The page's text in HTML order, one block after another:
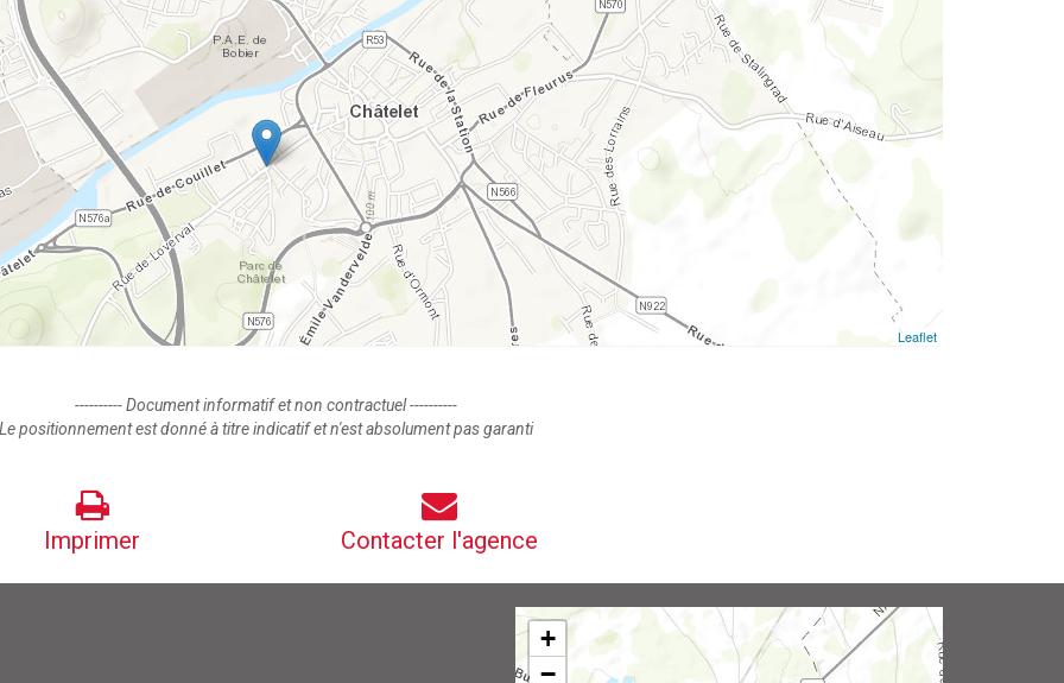
Leaflet
---------- Document informatif et non contractuel ----------
Le positionnement est donné à titre indicatif et n'est absolument pas garanti
Imprimer Contacter l'agence
+
−